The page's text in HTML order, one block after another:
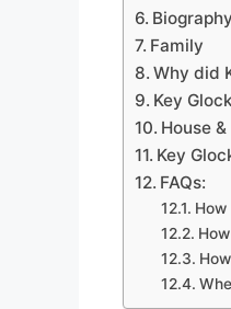
Biography
Family
Why did
Key
House
Key
FAQs:
How